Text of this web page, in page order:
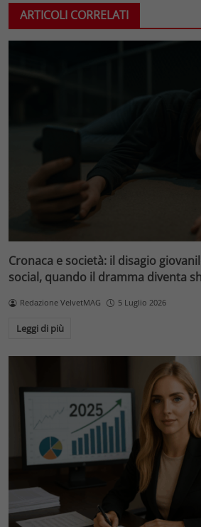
ARTICOLI CORRELATI
Cronaca e società: il disagio
social, quando il dramma diventa
Redazione VelvetMAG 5 Luglio 2026
Leggi di più